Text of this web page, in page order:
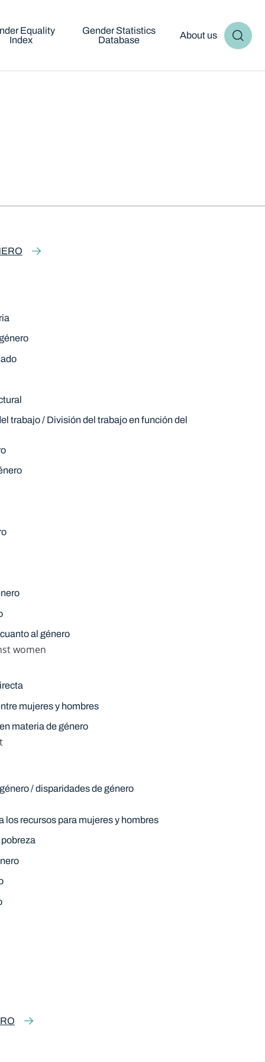
Equality
Index
Gender Statistics
Database
About us
trabajo / División del trabajo en función del
al género
women
mujeres y hombres
materia de género
/ disparidades de género
los recursos para mujeres y hombres